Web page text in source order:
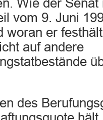
Wie der
vom 9. Juni
woran er
auf andere
des